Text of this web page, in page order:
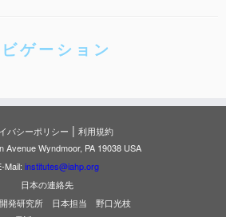
ゲーション
バシーポリシー | 利用規約
Avenue Wyndmoor, PA 19038 USA
Mail: institutes@iahp.org
日本の連絡先
開発研究所 日本担当 野口光枝